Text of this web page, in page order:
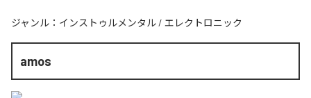
ジャンル： インストゥルメンタル / エレクトロニック
amos